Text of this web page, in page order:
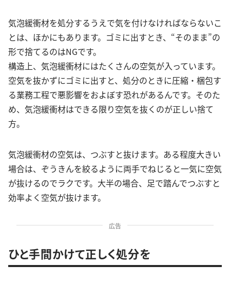
気泡緩衝材を処分するうえで気を付けなければならないこ
とは、ほかにもあります。ゴミに出すとき、“そのまま”の
形で捨てるのはNGです。
構造上、気泡緩衝材にはたくさんの空気が入っています。
空気を抜かずにゴミに出すと、処分のときに圧縮・梱包す
る業務工程で悪影響をおよぼす恐れがあるんです。そのた
め、気泡緩衝材はできる限り空気を抜くのが正しい捨て
方。
気泡緩衝材の空気は、つぶすと抜けます。ある程度大きい
場合は、ぞうきんを絞るように両手でねじると一気に空気
が抜けるのでラクです。大半の場合、足で踏んでつぶすと
効率よく空気が抜けます。
広告
ひと手間かけて正しく処分を